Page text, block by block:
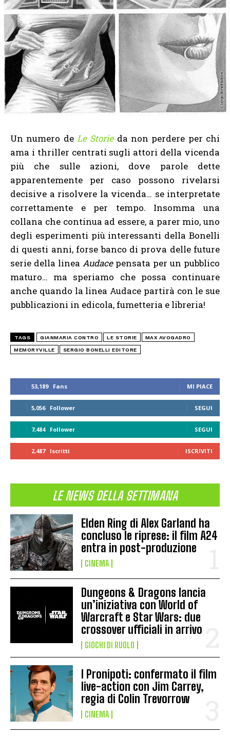
53,189 Fans MI PIACE
5,056 Follower SEGUI
7,484 Follower SEGUI
2,487 Iscritti ISCRIVITI
LE NEWS DELLA SETTIMANA
Elden Ring di Alex Garland ha
concluso le riprese: il film A24
entra in post-produzione
CINEMA
Dungeons & Dragons lancia
un’iniziativa con World of
Warcraft e Star Wars: due
crossover ufficiali in arrivo
GIOCHI DI RUOLO
I Pronipoti: confermato il film
live-action con Jim Carrey,
regia di Colin Trevorrow
CINEMA
Un numero de Le Storieda non perdere per chi
ama i thriller centrati sugli attori della vicenda
più che sulle azioni, dove parole dette
apparentemente per caso possono rivelarsi
decisive a risolvere la vicenda… se interpretate
correttamente e per tempo. Insomma una
collana che continua ad essere, a parer mio, uno
degli esperimenti più interessanti della Bonelli
di questi anni, forse banco di prova delle future
serie della linea Audacepensata per un pubblico
maturo… ma speriamo che possa continuare
anche quando la linea Audace partirà con le sue
pubblicazioni in edicola, fumetteria e libreria!
TAGS GIANMARIA CONTRO LE STORIE MAX AVOGADRO
MEMORYVILLE SERGIO BONELLI EDITORE